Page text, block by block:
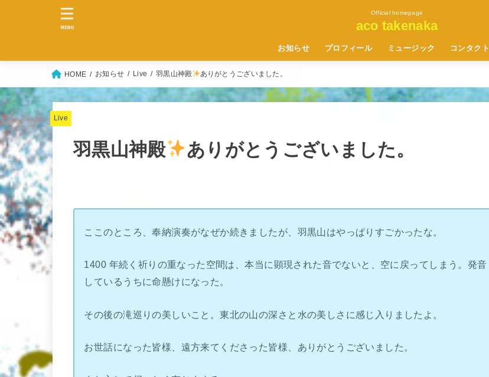
Official homepage
aco takenaka
お知らせ プロフィール ミュージック コンタクト
MENU
HOME お知らせ Live 羽黒山神殿 ありがとうございました。
Live
羽黒山神殿 ありがとうございました。
ここのところ、奉納演奏がなぜか続きましたが、羽黒山はやっぱりすごかったな。
1400 年続く祈りの重なった空間は、本当に顕現された音でないと、空に戻ってしまう。発音
しているうちに命懸けになった。
その後の滝巡りの美しいこと。東北の山の深さと水の美しさに感じ入りましたよ。
お世話になった皆様、遠方来てくださった皆様、ありがとうございました。